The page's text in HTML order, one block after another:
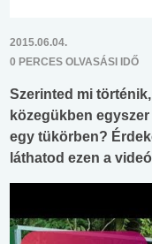
2015.06.04.
0 PERCES OLVASÁSI IDŐ
Szerinted mi
közegükben
egy tükörben?
láthatod ezen a